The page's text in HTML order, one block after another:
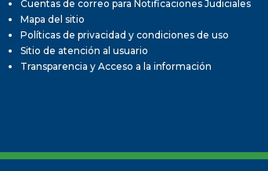
Cuentas de correo para Notificaciones Judiciales
Mapa del sitio
Políticas de privacidad y condiciones de uso
Sitio de atención al usuario
Transparencia y Acceso a la información